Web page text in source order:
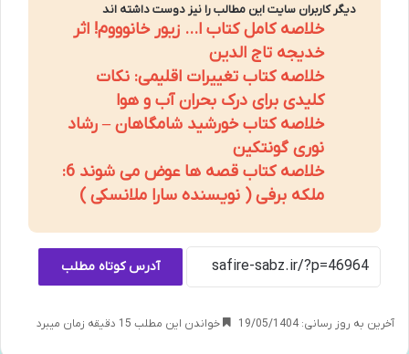
دیگر کاربران سایت این مطالب را نیز دوست داشته اند
خلاصه کامل کتاب ا… زیور خانوووم! اثر
خدیجه تاج الدین
خلاصه کتاب تغییرات اقلیمی: نکات
کلیدی برای درک بحران آب و هوا
خلاصه کتاب خورشید شامگاهان – رشاد
نوری گونتکین
خلاصه کتاب قصه ها عوض می شوند 6:
ملکه برفی ( نویسنده سارا ملانسکی )
آدرس کوتاه مطلب
آخرین به روز رسانی: 19/05/1404 خواندن این مطلب 15 دقیقه زمان میبرد